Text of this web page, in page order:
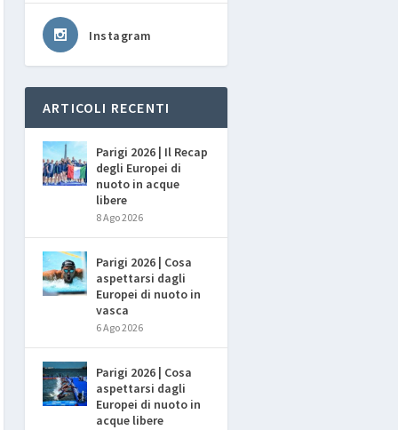
Instagram
ARTICOLI RECENTI
Parigi 2026 | Il Recap
degli Europei di
nuoto in acque
libere
8 Ago 2026
Parigi 2026 | Cosa
aspettarsi dagli
Europei di nuoto in
vasca
6 Ago 2026
Parigi 2026 | Cosa
aspettarsi dagli
Europei di nuoto in
acque libere